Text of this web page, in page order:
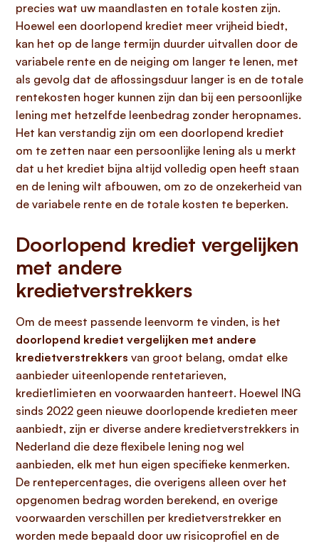
precies wat uw maandlasten en totale kosten zijn.
Hoewel een doorlopend krediet meer vrijheid biedt,
kan het op de lange termijn duurder uitvallen door de
variabele rente en de neiging om langer te lenen, met
als gevolg dat de aflossingsduur langer is en de totale
rentekosten hoger kunnen zijn dan bij een persoonlijke
lening met hetzelfde leenbedrag zonder heropnames.
Het kan verstandig zijn om een doorlopend krediet
om te zetten naar een persoonlijke lening als u merkt
dat u het krediet bijna altijd volledig open heeft staan
en de lening wilt afbouwen, om zo de onzekerheid van
de variabele rente en de totale kosten te beperken.
Doorlopend krediet vergelijken
met andere
kredietverstrekkers
Om de meest passende leenvorm te vinden, is het
doorlopend krediet vergelijken met andere
kredietverstrekkers van groot belang, omdat elke
aanbieder uiteenlopende rentetarieven,
kredietlimieten en voorwaarden hanteert. Hoewel ING
sinds 2022 geen nieuwe doorlopende kredieten meer
aanbiedt, zijn er diverse andere kredietverstrekkers in
Nederland die deze flexibele lening nog wel
aanbieden, elk met hun eigen specifieke kenmerken.
De rentepercentages, die overigens alleen over het
opgenomen bedrag worden berekend, en overige
voorwaarden verschillen per kredietverstrekker en
worden mede bepaald door uw risicoprofiel en de